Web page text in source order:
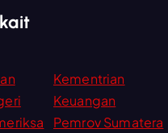
Kementrian
Keuangan
Pemrov Sumatera